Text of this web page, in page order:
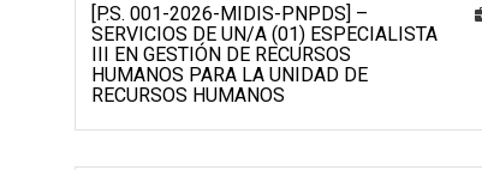
[P.S. 001-2026-MIDIS-PNPDS] –
SERVICIOS DE UN/A (01) ESPECIALISTA
III EN GESTIÓN DE RECURSOS
HUMANOS PARA LA UNIDAD DE
RECURSOS HUMANOS